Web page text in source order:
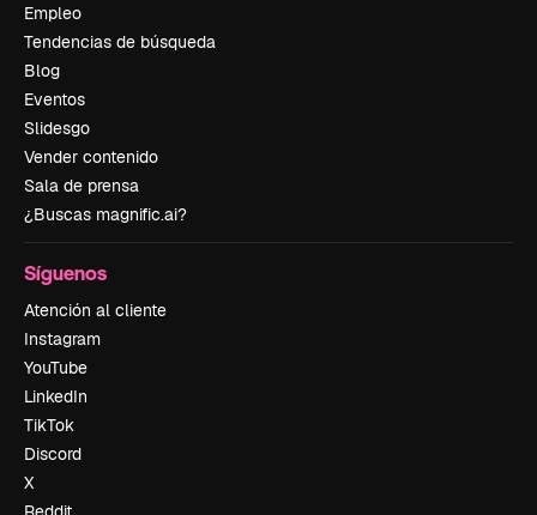
Empleo
Tendencias de búsqueda
Blog
Eventos
Slidesgo
Vender contenido
Sala de prensa
¿Buscas magnific.ai?
Síguenos
Atención al cliente
Instagram
YouTube
LinkedIn
TikTok
Discord
X